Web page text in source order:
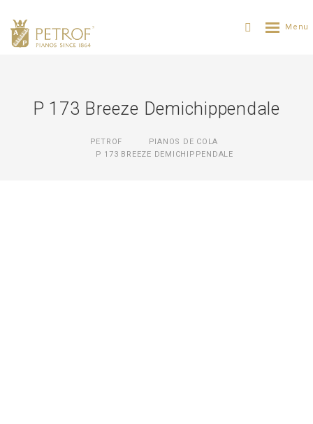
P 173 Breeze Demichippendale
PETROF
PIANOS DE COLA
P 173 BREEZE DEMICHIPPENDALE